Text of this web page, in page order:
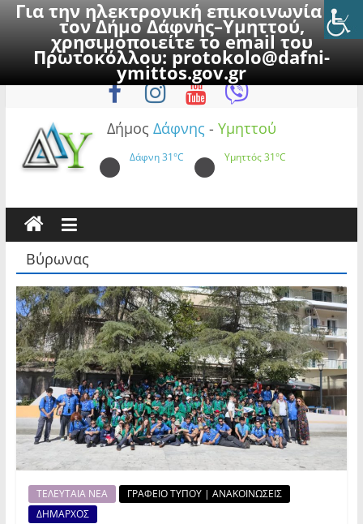
Για την ηλεκτρονική επικοινωνία με
τον Δήμο Δάφνης–Υμηττού,
χρησιμοποιείτε το email του
Πρωτοκόλλου:protokolo@dafni-
ymittos.gov.gr
to
Σάββατο, 8 Αυγούστου 2026
Δήμος Δάφνης - Υμηττού
Δάφνη31°C Υμηττός31°C
Βύρωνας
ΤΕΛΕΥΤΑΙΑ ΝΕΑ
ΓΡΑΦΕΙΟ ΤΥΠΟΥ | ΑΝΑΚΟΙΝΩΣΕΙΣ
ΔΗΜΑΡΧΟΣ